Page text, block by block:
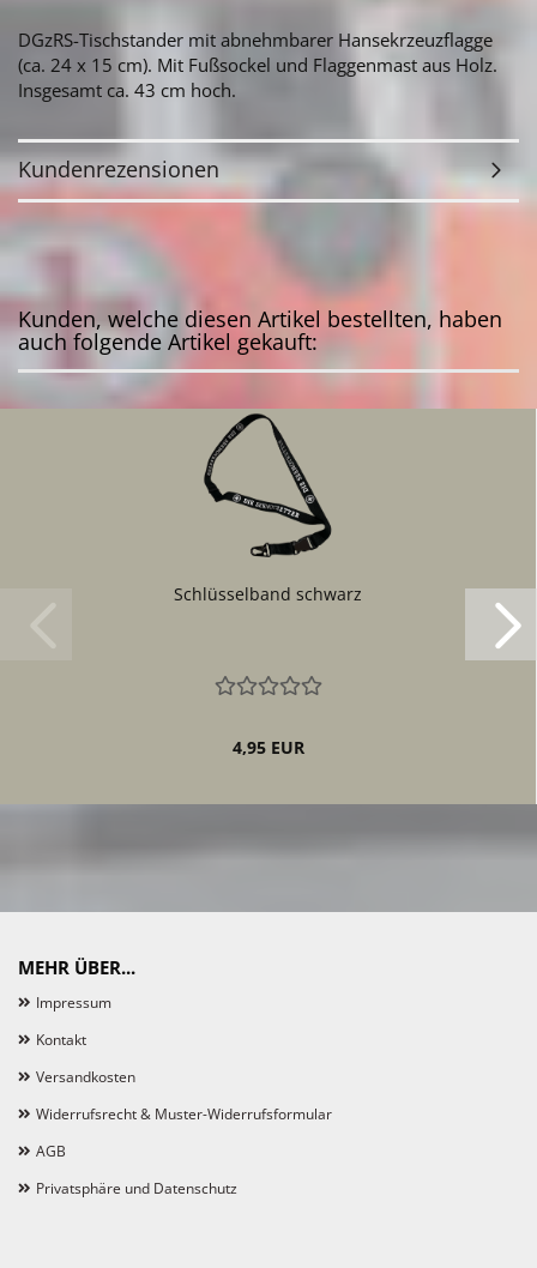
DGzRS-Tischstander mit abnehmbarer Hansekrzeuzflagge
(ca. 24 x 15 cm). Mit Fußsockel und Flaggenmast aus Holz.
Insgesamt ca. 43 cm hoch.
Kundenrezensionen
Kunden, welche diesen Artikel bestellten, haben
auch folgende Artikel gekauft:
Schlüsselband schwarz
4,95 EUR
MEHR ÜBER...
Impressum
Kontakt
Versandkosten
Widerrufsrecht & Muster-Widerrufsformular
AGB
Privatsphäre und Datenschutz